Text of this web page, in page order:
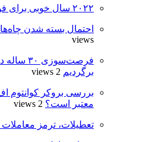
۲۰۲۲ سال خوبی برای فولاد نبود
احتمال بسته شدن
views
برگردیم 2 views
بررسی بروکر کوانتوم
معتبر است؟ 2 views
تعطیلات، ترمز